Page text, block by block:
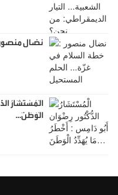
نضال
الْمُسْتَشَارُ
الْوَطَنَ…